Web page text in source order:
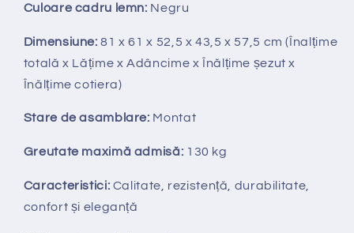
Culoare cadru lemn: Negru
Dimensiune: 81 x 61 x 52,5 x 43,5 x 57,5 cm (Înalțime
totală x Lățime x Adâncime x Înălțime șezut x
Înălțime cotiera)
Stare de asamblare: Montat
Greutate maximă admisă: 130 kg
Caracteristici: Calitate, rezistență, durabilitate,
confort și eleganță